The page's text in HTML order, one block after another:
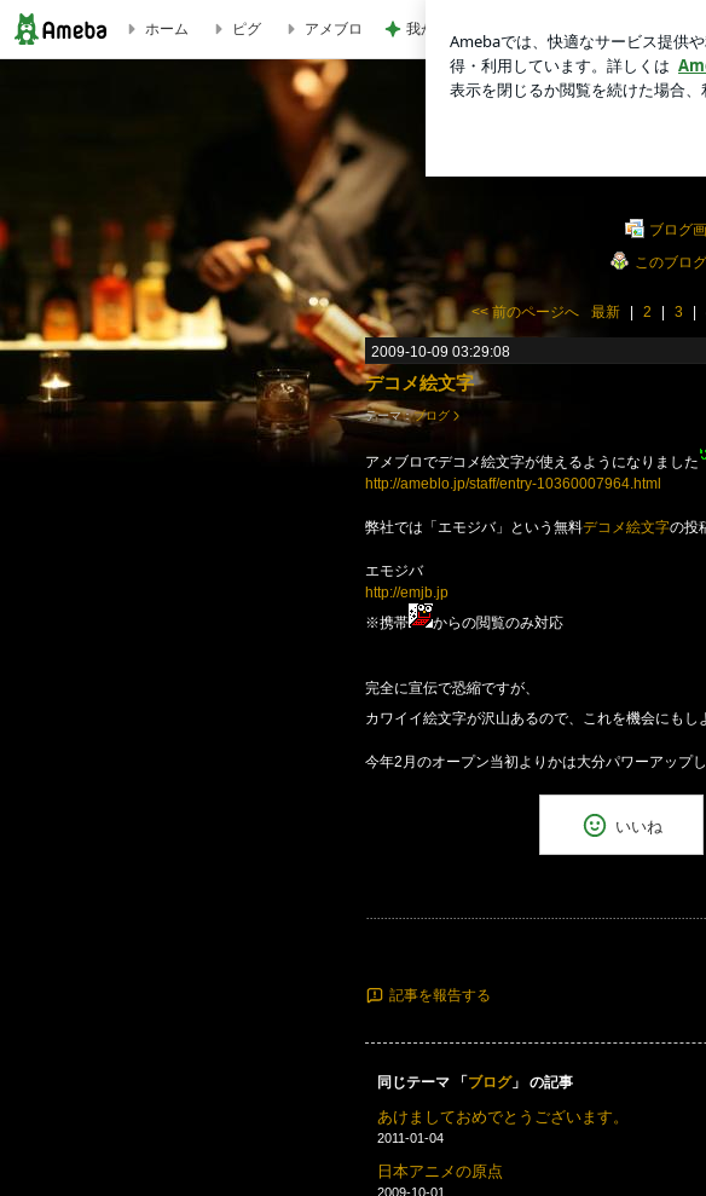
ホーム ピグ アメブロ 我が家の定番になった冷やし中華
ブログ
このブロ
<<前のページへ 最新 2 3
2009-10-09 03:29:08
デコメ絵文字
テーマ：ブログ
アメブロでデコメ絵文字が使えるようになりました
http://ameblo.jp/staff/entry-10360007964.html
弊社では「エモジバ」という無料デコメ絵文字の投
エモジバ
http://emjb.jp
※携帯
からの閲覧のみ対応
完全に宣伝で恐縮ですが、
カワイイ絵文字が沢山あるので、これを機会にも
今年2月のオープン当初よりかは大分パワーアップし
いいね
記事を報告する
同じテーマ 「 ブログ」 の記事
あけましておめでとうございます。
2011-01-04
日本アニメの原点
2009-10-01